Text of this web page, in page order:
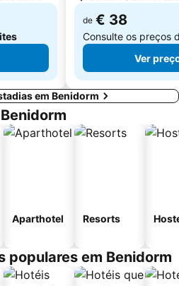
de € 38
Consulte os preços
Ver
em Benidorm
Aparthotel Resorts
populares em Benidorm